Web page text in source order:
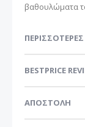
βαθουλώματα
BESTPRICE
ΑΠΟΣΤΟΛΗ